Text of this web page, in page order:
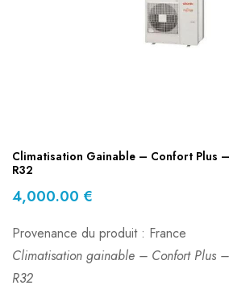
Climatisation Gainable – Confort Plus
R32
4,000.00 €
Provenance du produit : France
Climatisation gainable – Confort Plus
R32